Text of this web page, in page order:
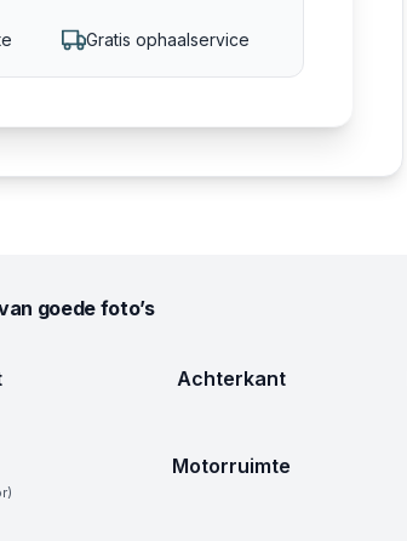
Gratis ophaalservice
goede foto’s
Achterkant
Motorruimte